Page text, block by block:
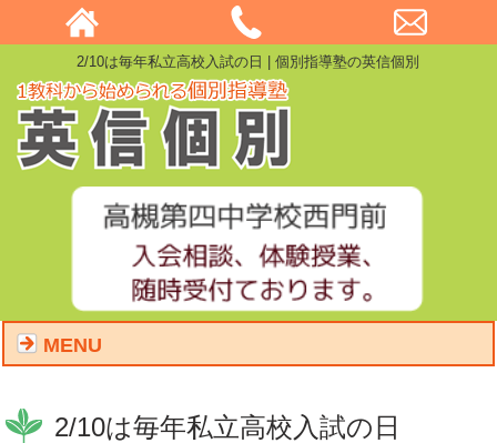
2/10は毎年私立高校入試の日 | 個別指導塾の英信個別
MENU
2/10は毎年私立高校入試の日